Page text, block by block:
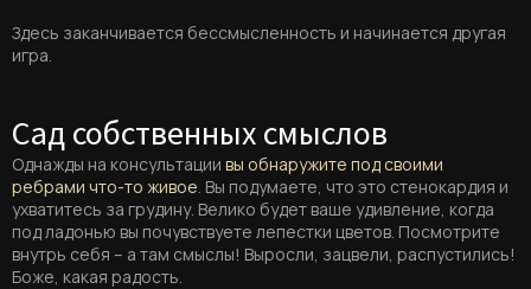
Здесь заканчивается бессмысленность и начинается другая
игра.
Сад собственных смыслов
Однажды на консультации вы обнаружите под своими
ребрами что-то живое. Вы подумаете, что это стенокардия и
ухватитесь за грудину. Велико будет ваше удивление, когда
под ладонью вы почувствуете лепестки цветов. Посмотрите
внутрь себя – а там смыслы! Выросли, зацвели, распустились!
Боже, какая радость.